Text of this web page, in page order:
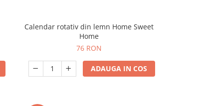
Calendar rotativ din lemn Home Sweet
Home
76 RON
ADAUGA IN COS